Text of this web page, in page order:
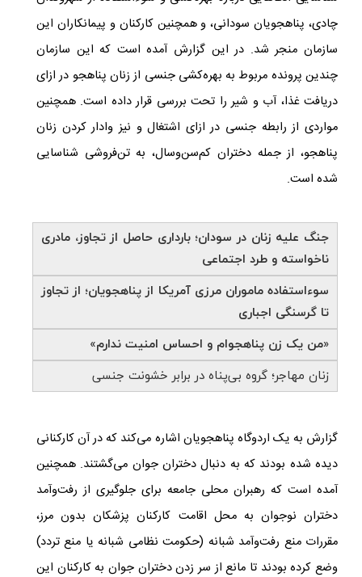
چادی، پناهجویان سودانی، و همچنین کارکنان و پیمانکاران این
سازمان منجر شد. در این گزارش آمده است که این سازمان
چندین پرونده مربوط به بهره‌کشی جنسی از زنان پناهجو در ازای
دریافت غذا، آب و شیر را تحت بررسی قرار داده است. همچنین
مواردی از رابطه جنسی در ازای اشتغال و نیز وادار کردن زنان
پناهجو، از جمله دختران کم‌سن‌وسال، به تن‌فروشی شناسایی
شده است.
جنگ علیه زنان در سودان؛ بارداری‌ حاصل از تجاوز، مادری
ناخواسته و طرد اجتماعی
سوءاستفاده‌ ماموران مرزی آمریکا از پناهجویان؛ از تجاوز
تا گرسنگی اجباری
«من یک زن پناهجوام و احساس امنیت ندارم»
زنان مهاجر؛ گروه‌ بی‌پناه در برابر خشونت جنسی
گزارش به یک اردوگاه پناهجویان اشاره می‌کند که در آن کارکنانی
دیده شده بودند که به دنبال دختران جوان می‌گشتند. همچنین
آمده است که رهبران محلی جامعه برای جلوگیری از رفت‌وآمد
دختران نوجوان به محل اقامت کارکنان پزشکان بدون مرز،
مقررات منع رفت‌وآمد شبانه (حکومت نظامی شبانه یا منع تردد)
وضع کرده بودند تا مانع از سر زدن دختران جوان به کارکنان این